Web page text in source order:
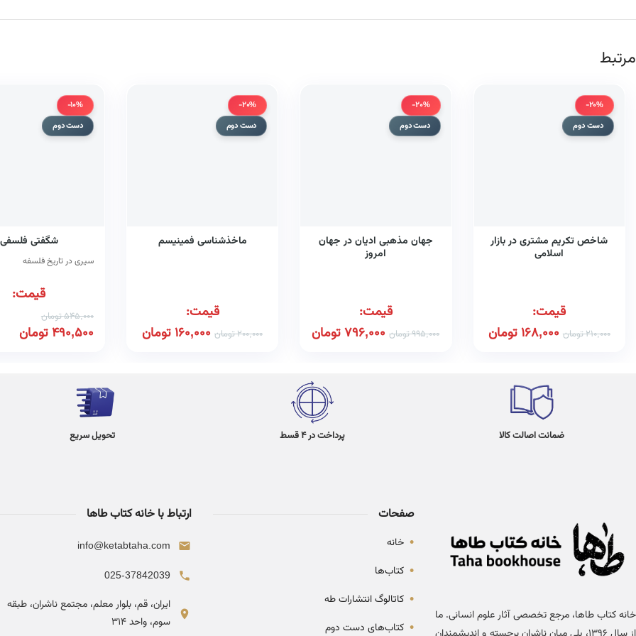
مرتبط
-20%
دست دوم
شاخص تکریم مشتری در بازار
اسلامی
قیمت:
210,000تومان 168,000تومان
-20%
دست دوم
جهان مذهبی ادیان در جهان
امروز
قیمت:
995,000تومان 796,000تومان
-20%
دست دوم
ماخذشناسی فمینیسم
قیمت:
200,000تومان 160,000تومان
-10%
دست دوم
شگفتی فلسفی
سیری در تاریخ فلسفه
قیمت:
545,000تومان
490,500تومان
ضمانت اصالت کالا پرداخت در 4 قسط تحویل سریع
خانه کتاب طاها، مرجع تخصصی آثار علوم انسانی. ما
صفحات
• خانه
• کتاب‌ها
• کاتالوگ انتشارات طه
• کتاب‌های دست دوم
ارتباط با خانه کتاب طاها
info@ketabtaha.com
025-37842039
ایران، قم، بلوار معلم، مجتمع ناشران، طبقه
سوم، واحد ۳۱۴